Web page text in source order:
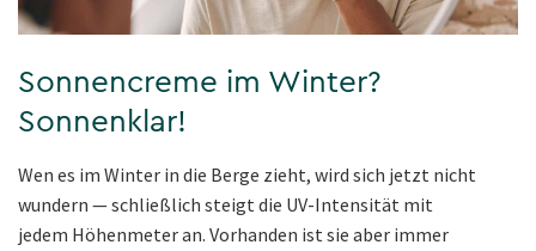
Sonnencreme im Winter?
Sonnenklar!
Wen es im Winter in die Berge zieht, wird sich jetzt nicht
wundern — schließlich steigt die UV-Intensität mit
jedem Höhenmeter an. Vorhanden ist sie aber immer